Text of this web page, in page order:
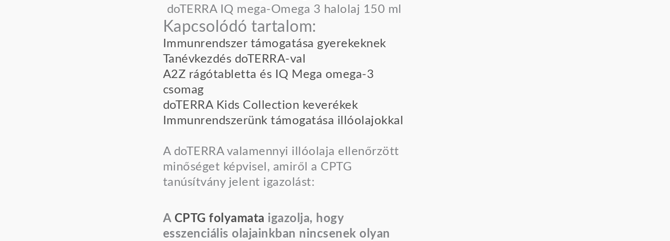
doTERRA IQ mega-Omega 3 halolaj 150 ml
Kapcsolódó tartalom:
Immunrendszer támogatása gyerekeknek
Tanévkezdés doTERRA-val
A2Z rágótabletta és IQ Mega omega-3
csomag
doTERRA Kids Collection keverékek
Immunrendszerünk támogatása illóolajokkal
A doTERRA valamennyi illóolaja ellenőrzött
minőséget képvisel, amiről a CPTG
tanúsítvány jelent igazolást:
A CPTG folyamata igazolja, hogy
esszenciális olajainkban nincsenek olyan